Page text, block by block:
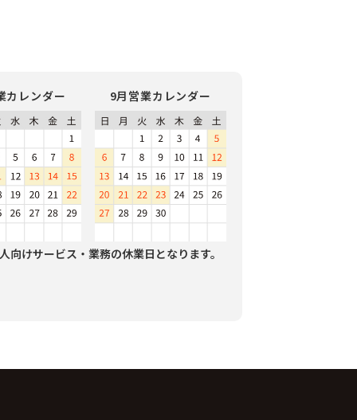
カレンダー 9月営業カレンダー
向けサービス・業務の休業日となります。